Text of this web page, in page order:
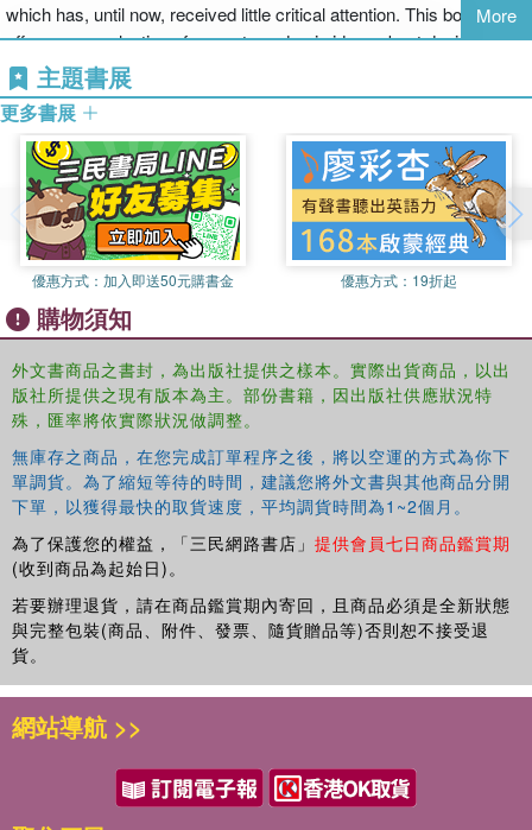
which has, until now, received little critical attention. This book
offers a re-evaluation of current academic ideas about design
methodologies and the nature of inspiration, alongside brand-new
data from an international research study to help clarify what
creativity really means in the modern world. Topics addressed
throughout this text will examine the functions and definitions of
design concept, analyze how it may be identified and integrated
within the design process, investigate from where ideas for design
concepts can emerge and, lastly, consider how ideas about them
might be communicated in various ways. This book offers
students, educators and practitioners a concise explanation of what
design concept is, why it plays such an integral role in the design
process and how it is utilized by interiorarchitects and designers"--
More
主題書展
更多書展
優惠方式： 加入即送50元購書金 優惠方式： 19折起
購物須知
外文書商品之書封，為出版社提供之樣本。實際出貨商品，以出
版社所提供之現有版本為主。部份書籍，因出版社供應狀況特
殊，匯率將依實際狀況做調整。
無庫存之商品，在您完成訂單程序之後，將以空運的方式為你下
單調貨。為了縮短等待的時間，建議您將外文書與其他商品分開
下單，以獲得最快的取貨速度，平均調貨時間為1~2個月。
為了保護您的權益，「三民網路書店」 提供會員七日商品鑑賞期
(收到商品為起始日)。
若要辦理退貨，請在商品鑑賞期內寄回，且商品必須是全新狀態
與完整包裝(商品、附件、發票、隨貨贈品等)否則恕不接受退
貨。
網站導航 >>